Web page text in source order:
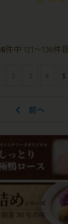
件中 121〜136件目
2 3 4 5